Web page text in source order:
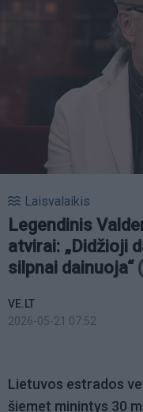
Laisvalaikis
Legendinis
atvirai: „Didžioji
silpnai dainuoja“
VE.LT
2026-05-21 07:52
Lietuvos estrados
šiemet minintys 30